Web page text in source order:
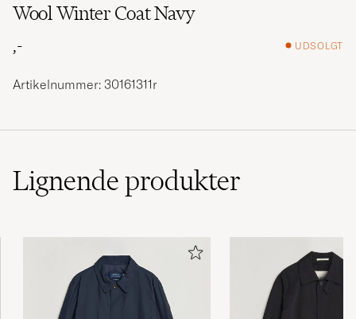
Wool Winter Coat Navy
,-
UDSOLGT
Artikelnummer: 30161311r
Lignendeprodukter